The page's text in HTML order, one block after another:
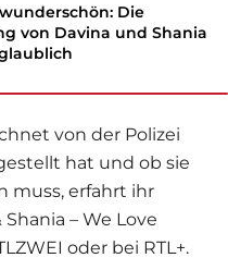
Die
von Davina und Shania
von der Polizei
hat und ob sie
muss, erfahrt ihr
– We Love
oder bei RTL+.